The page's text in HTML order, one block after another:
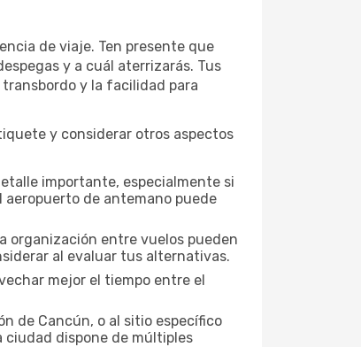
de viaje. Ten presente que
y a cuál aterrizarás. Tus
y la facilidad para
y considerar otros aspectos
importante, especialmente si
de antemano puede
organización entre vuelos pueden
al evaluar tus alternativas.
mejor el tiempo entre el
de Cancún, o al sitio específico
dispone de múltiples